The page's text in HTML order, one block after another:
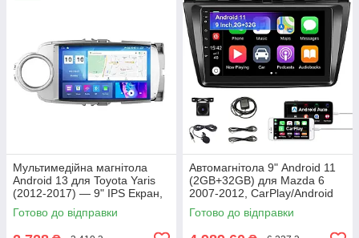
Мультимедійна магнітола
Android 13 для Toyota Yaris
(2012-2017) — 9" IPS Екран,
2/64Gb, GPS, Wi-Fi, Hi-Fi
Sound (Уцінка)
Готово до відправки
Автомагнітола 9" Android 11
(2GB+32GB) для Mazda 6
2007-2012, CarPlay/Android
Auto, GPS, WiFi, Bluetooth,
FM/RDS, USB, камера
Готово до відправки